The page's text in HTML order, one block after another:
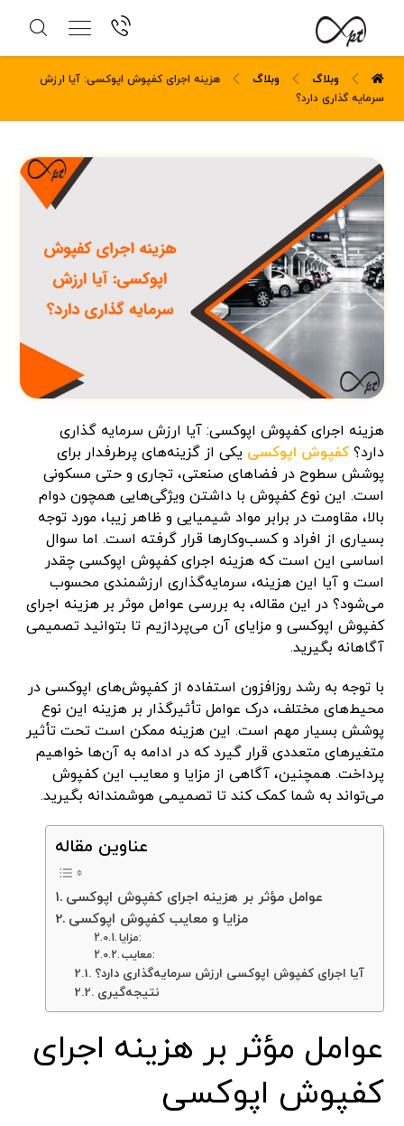
وبلاگ وبلاگ
هزینه اجرای کفپوش اپوکسی: آیا ارزش
سرمایه گذاری دارد؟
هزینه اجرای کفپوش اپوکسی: آیا ارزش سرمایه گذاری
دارد؟کفپوش اپوکسی یکی از گزینه‌های پرطرفدار برای
پوشش سطوح در فضاهای صنعتی، تجاری و حتی مسکونی
است. این نوع کفپوش با داشتن ویژگی‌هایی همچون دوام
بالا، مقاومت در برابر مواد شیمیایی و ظاهر زیبا، مورد توجه
بسیاری از افراد و کسب‌وکارها قرار گرفته است. اما سوال
اساسی این است که هزینه اجرای کفپوش اپوکسی چقدر
است و آیا این هزینه، سرمایه‌گذاری ارزشمندی محسوب
می‌شود؟ در این مقاله، به بررسی عوامل موثر بر هزینه اجرای
کفپوش اپوکسی و مزایای آن می‌پردازیم تا بتوانید تصمیمی
آگاهانه بگیرید.
با توجه به رشد روزافزون استفاده از کفپوش‌های اپوکسی در
محیط‌های مختلف، درک عوامل تأثیرگذار بر هزینه این نوع
پوشش بسیار مهم است. این هزینه ممکن است تحت تأثیر
متغیرهای متعددی قرار گیرد که در ادامه به آن‌ها خواهیم
پرداخت. همچنین، آگاهی از مزایا و معایب این کفپوش
می‌تواند به شما کمک کند تا تصمیمی هوشمندانه بگیرید.
عناوین مقاله
عوامل مؤثر بر هزینه اجرای کفپوش اپوکسی
مزایا و معایب کفپوش اپوکسی
مزایا:
معایب:
آیا اجرای کفپوش اپوکسی ارزش سرمایه‌گذاری دارد؟
نتیجه‌گیری
عوامل مؤثر بر هزینه اجرای
کفپوش اپوکسی